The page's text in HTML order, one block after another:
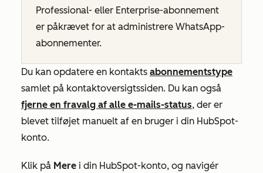
Professional- eller Enterprise-abonnement
er påkrævet for at administrere WhatsApp-
abonnementer.
Du kan opdatere en kontakts abonnementstype
samlet på kontaktoversigtssiden. Du kan også
fjerne en fravalg af alle e-mails-status, der er
blevet tilføjet manuelt af en bruger i din HubSpot-
konto.
Klik på Mere i din HubSpot-konto, og navigér